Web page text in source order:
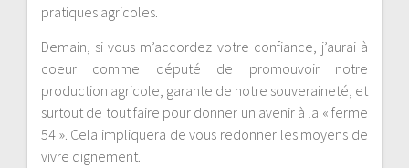
pratiques agricoles.
Demain, si vous m’accordez votre confiance, j’aurai à
coeur comme député de promouvoir notre
production agricole, garante de notre souveraineté, et
surtout de tout faire pour donner un avenir à la « ferme
54 ». Cela impliquera de vous redonner les moyens de
vivre dignement.